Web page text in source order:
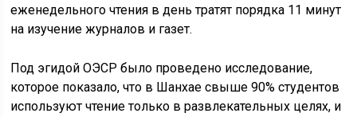
еженедельного чтения в день тратят порядка 11 минут
на изучение журналов и газет.
Под эгидой ОЭСР было проведено исследование,
которое показало, что в Шанхае свыше 90% студентов
используют чтение только в развлекательных целях, и